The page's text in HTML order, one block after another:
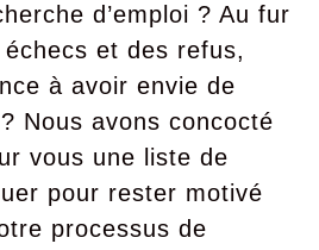
d’emploi ? Au fur
et des refus,
à avoir envie de
Nous avons concocté
vous une liste de
pour rester motivé
processus de